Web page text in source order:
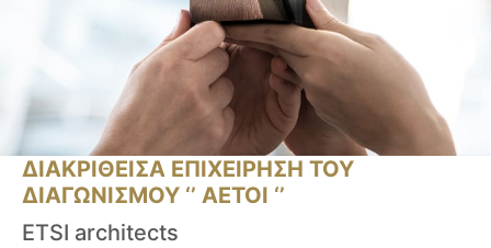
ΔΙΑΚΡΙΘΕΙΣΑ ΕΠΙΧΕΙΡΗΣΗ ΤΟΥ
ΔΙΑΓΩΝΙΣΜΟΥ ‘’ ΑΕΤΟΙ ‘’
ETSI architects